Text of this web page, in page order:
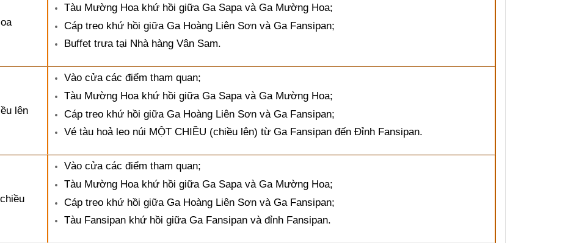
Tàu Mường Hoa khứ hồi giữa Ga Sapa và Ga Mường Hoa;
Cáp treo khứ hồi giữa Ga Hoàng Liên Sơn và Ga Fansipan;
Buffet trưa tại Nhà hàng Vân Sam.
lên
Vào cửa các điểm tham quan;
Tàu Mường Hoa khứ hồi giữa Ga Sapa và Ga Mường Hoa;
Cáp treo khứ hồi giữa Ga Hoàng Liên Sơn và Ga Fansipan;
Vé tàu hoả leo núi MỘT CHIỀU (chiều lên) từ Ga Fansipan đến Đỉnh Fansipan.
Vào cửa các điểm tham quan;
Tàu Mường Hoa khứ hồi giữa Ga Sapa và Ga Mường Hoa;
Cáp treo khứ hồi giữa Ga Hoàng Liên Sơn và Ga Fansipan;
Tàu Fansipan khứ hồi giữa Ga Fansipan và đỉnh Fansipan.